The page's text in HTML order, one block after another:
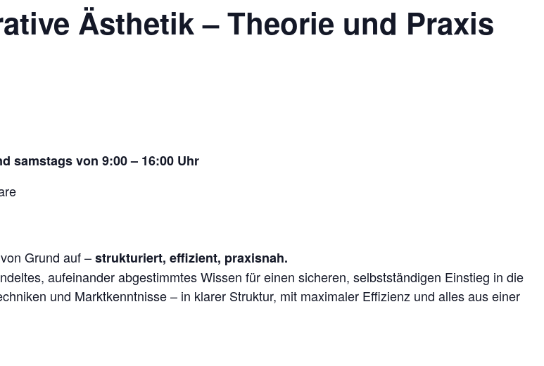
Ästhetik – Theorie und Praxis
samstags von 9:00 – 16:00 Uhr
Grund auf –strukturiert, effizient, praxisnah.
aufeinander abgestimmtes Wissen für einen sicheren, selbstständigen Einstieg in die
und Marktkenntnisse – in klarer Struktur, mit maximaler Effizienz und alles aus einer